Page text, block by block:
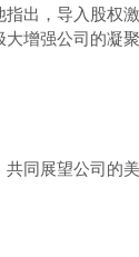
出，导入股
增强公司的凝
展望公司的